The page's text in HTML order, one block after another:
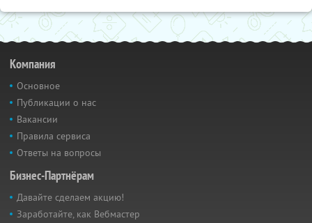
Компания
Основное
Публикации о нас
Вакансии
Правила сервиса
Ответы на вопросы
Бизнес-Партнёрам
Давайте сделаем акцию!
Заработайте, как Вебмастер